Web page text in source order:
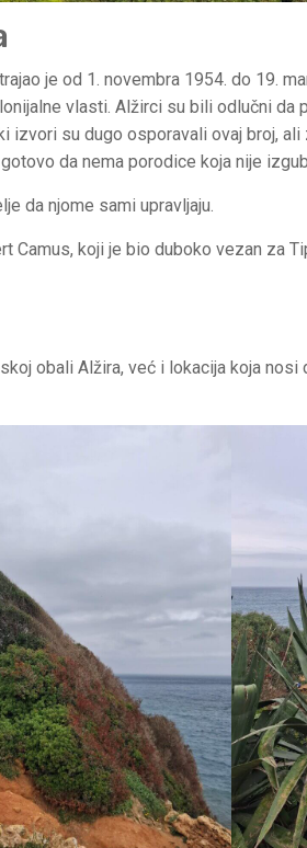
je od 1. novembra 1954. do 19.
vlasti. Alžirci su bili odlučni da
izvori su dugo osporavali ovaj broj,
da nema porodice koja nije
da njome sami upravljaju.
Camus, koji je bio duboko vezan za
obali Alžira, već i lokacija koja